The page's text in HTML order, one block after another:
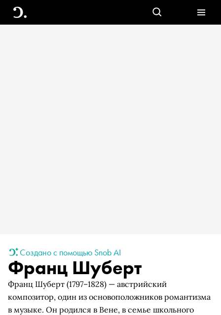
Создано с помощью Snob AI
Франц Шуберт
Франц Шуберт (1797–1828) — австрийский
композитор, один из основоположников романтизма
в музыке. Он родился в Вене, в семье школьного